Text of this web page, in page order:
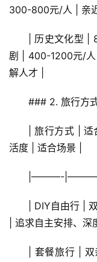
300-800元/人 | 亲
| 历史文化型 |
剧 | 400-1200元/人
解人才 |
### 2. 旅行方
| 旅行方式 |
活度 | 适合场景 |
|———-
| DIY自由行 |
| 追求自主安排、深
| 套餐旅行 |